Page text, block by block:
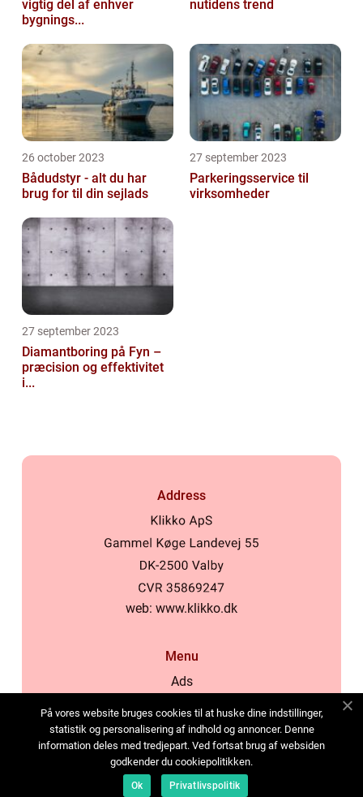
vigtig del af enhver
bygnings...
nutidens trend
26 october 2023
Bådudstyr - alt du har
brug for til din sejlads
27 september 2023
Parkeringsservice til
virksomheder
27 september 2023
Diamantboring på Fyn –
præcision og effektivitet
i...
Address
web: www.klikko.dk
Menu
Ads
Cookies
Contact
Sitemap
På vores website bruges cookies til at huske dine indstillinger,
statistik og personalisering af indhold og annoncer. Denne
information deles med tredjepart. Ved fortsat brug af websiden
godkender du cookiepolitikken.
Ok Privatlivspolitik